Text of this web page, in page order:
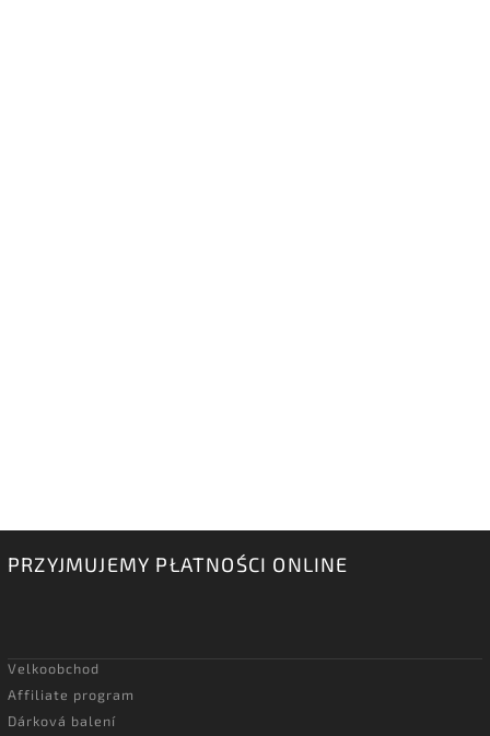
PRZYJMUJEMY PŁATNOŚCI ONLINE
Velkoobchod
Affiliate program
Dárková balení